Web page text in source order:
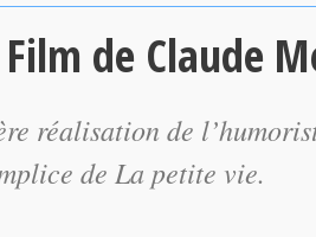
de Claude
réalisation de
de La petite vie.